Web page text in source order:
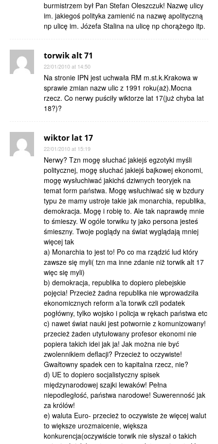
burmistrzem był Pan Stefan Oleszczuk! Nazwę ulicy
im. jakiegoś polityka zamienić na nazwę apolityczną
np ulicę im. Józefa Stalina na ulicę np chorążego itp.
torwik alt 71
22/01/2010 at 14:50
Na stronie IPN jest uchwała RM m.st.k.Krakowa w
sprawie zmian nazw ulic z 1991 roku(aż).Mocna
rzecz. Co nerwy puściły wiktorze lat 17(już chyba lat
18?)?
wiktor lat 17
22/01/2010 at 15:19
Nerwy? Tzn mogę słuchać jakiejś egzotyki myśli
politycznej, mogę słuchać jakiejś bajkowej ekonomi,
mogę wysłuchiwać jakichś dziwnych teoryjek na
temat form państwa. Mogę wsłuchiwać się w bzdury
typu że mamy ustroje takie jak monarchia, republika,
demokracja. Mogę i robię to. Ale tak naprawdę mnie
to śmieszy. W ogóle torwiku ty jako persona jesteś
śmieszny. Twoje poglądy na świat wyglądają mniej
więcej tak
a) Monarchia to jest to! Po co ma rządzić lud który
zawsze się myli( tzn ma inne zdanie niż torwik alt 17
więc się myli)
b) demokracja, republika to dopiero plebejskie
pojęcia! Przecież żadna republika nie wprowadziła
ekonomicznych reform a’la torwik czli podatek
pogłówny, tylko wojsko i policja w rękach państwa etc
c) nawet świat nauki jest potwornie z komunizowany!
przecież żaden utytułowany profesor ekonomi nie
popiera takich idei jak ja! Jak można nie być
zwolennikiem deflacji? Przecież to oczywiste!
Gwałtowny spadek cen to kapitalna rzecz, nie?
d) UE to dopiero socjalistyczny spisek
międzynarodowej szajki lewaków! Pełna
niepodległość, państwa narodowe! Suwerenność jak
za królów!
e) waluta Euro- przecież to oczywiste że więcej walut
to większe urozmaicenie, większa
konkurencja(oczywiście torwik nie słyszał o takich